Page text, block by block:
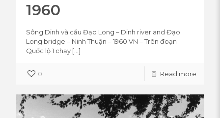
1960
Sông Dinh và cầu Đạo Long – Dinh river and Đạo
Long bridge – Ninh Thuận – 1960 VN – Trên đoạn
Quốc lộ 1 chạy […]
0 Read more